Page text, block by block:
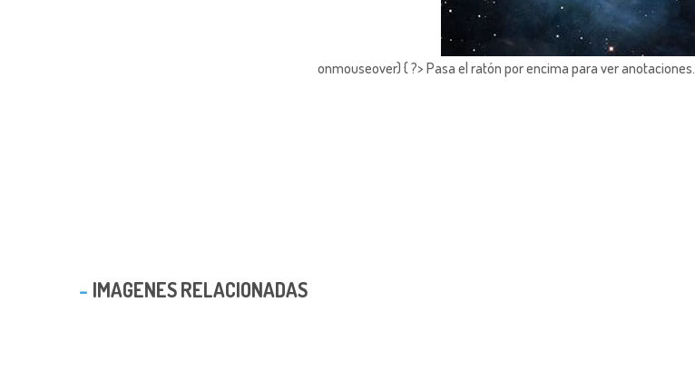
onmouseover) { ?> Pasa el ratón por encima para ver anotaciones.
IMAGENES RELACIONADAS